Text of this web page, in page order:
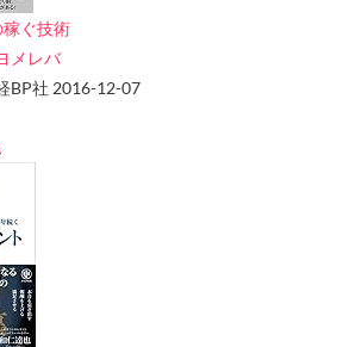
ぐ技術
メレバ
BP社 2016-12-07